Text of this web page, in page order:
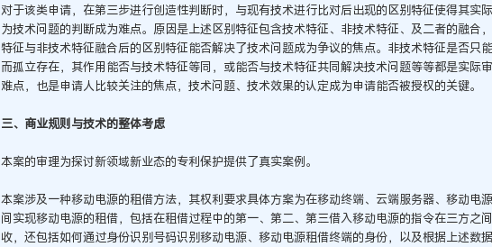
对于该类申请，在第三步进行创造性判断时，与现有技术进行比对后出现的区别特征使得其实
为技术问题的判断成为难点。原因是上述区别特征包含技术特征、非技术特征、及二者的融合
特征与非技术特征融合后的区别特征能否解决了技术问题成为争议的焦点。非技术特征是否只
而孤立存在，其作用能否与技术特征等同，或能否与技术特征共同解决技术问题等等都是实际
难点，也是申请人比较关注的焦点，技术问题、技术效果的认定成为申请能否被授权的关键。
三、商业规则与技术的整体考虑
本案的审理为探讨新领域新业态的专利保护提供了真实案例。
本案涉及一种移动电源的租借方法，其权利要求具体方案为在移动终端、云端服务器、移动电
间实现移动电源的租借，包括在租借过程中的第一、第二、第三借入移动电源的指令在三方之
收，还包括如何通过身份识别号码识别移动电源、移动电源租借终端的身份，以及根据上述数